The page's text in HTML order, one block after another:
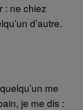
: ne chiez
d’autre.
me
je me dis :